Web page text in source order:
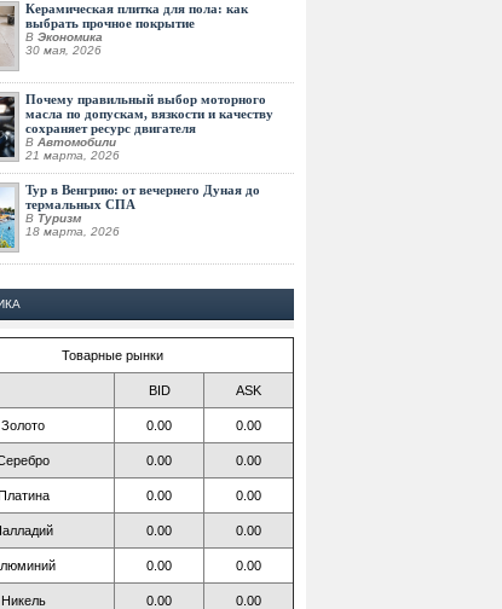
Керамическая плитка для пола: как
выбрать прочное покрытие
В Экономика
30 мая, 2026
Почему правильный выбор моторного
масла по допускам, вязкости и качеству
сохраняет ресурс двигателя
В Автомобили
21 марта, 2026
Тур в Венгрию: от вечернего Дуная до
термальных СПА
В Туризм
18 марта, 2026
Товарные рынки
BID ASK
Золото 0.00 0.00
0.00 0.00
0.00 0.00
0.00 0.00
0.00 0.00
Никель 0.00 0.00